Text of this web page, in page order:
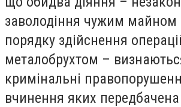
заволодіння чужим майном
порядку здійснення
металобрухтом –
кримінальні
вчинення яких передбачена